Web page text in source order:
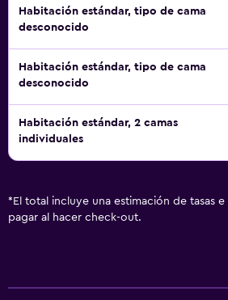
Habitación estándar, tipo de cama
desconocido
Habitación estándar, tipo de cama
desconocido
Habitación estándar, 2 camas
individuales
* El total incluye una estimación de tasas
pagar al hacer check-out.